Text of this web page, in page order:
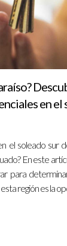
un
Arceo
en el
el soleado sur
En este
para
región es la